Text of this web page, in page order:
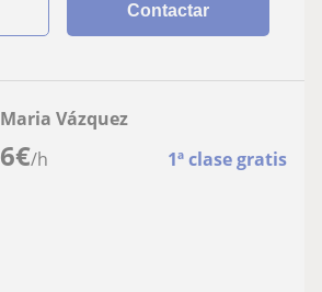
Contactar
6€/h 1ª clase gratis
Maria Vázquez